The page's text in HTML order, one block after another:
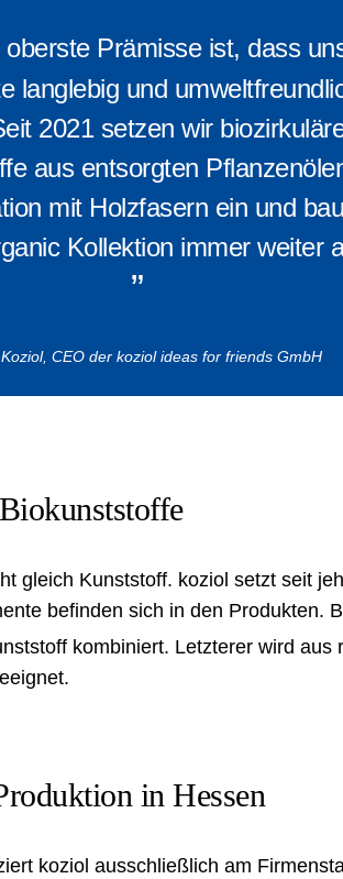
oberste Prämisse ist, dass
langlebig und
2021 setzen wir
aus entsorgten
mit Holzfasern ein und
Kollektion immer weiter
”
CEO der koziol ideas for friends GmbH
gleich Kunststoff. koziol setzt seit
befinden sich in den Produkten.
kombiniert. Letzterer wird
in Hessen
koziol ausschließlich am